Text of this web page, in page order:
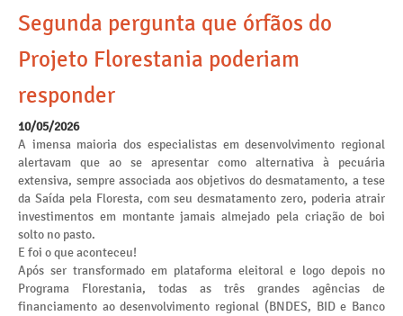
Segunda pergunta que órfãos do
Projeto Florestania poderiam
responder
10/05/2026
A imensa maioria dos especialistas em desenvolvimento regional
alertavam que ao se apresentar como alternativa à pecuária
extensiva, sempre associada aos objetivos do desmatamento, a tese
da Saída pela Floresta, com seu desmatamento zero, poderia atrair
investimentos em montante jamais almejado pela criação de boi
solto no pasto.
E foi o que aconteceu!
Após ser transformado em plataforma eleitoral e logo depois no
Programa Florestania, todas as três grandes agências de
financiamento ao desenvolvimento regional (BNDES, BID e Banco